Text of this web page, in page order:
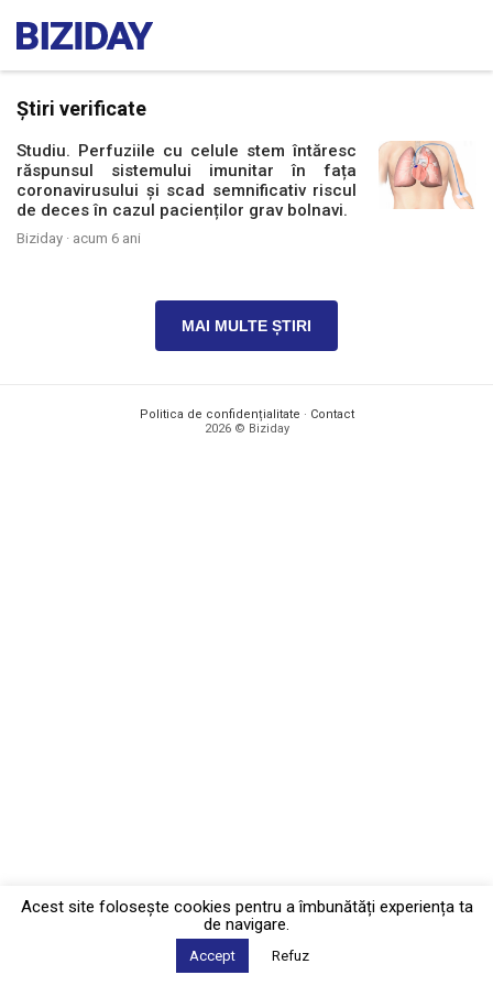
Știri verificate
Studiu. Perfuziile cu celule stem întăresc
răspunsul sistemului imunitar în fața
coronavirusului și scad semnificativ riscul
de deces în cazul pacienților grav bolnavi.
Biziday · acum 6 ani
MAI MULTE ȘTIRI
Politica de confidențialitate · Contact
2026 © Biziday
Acest site foloseşte cookies pentru a îmbunătăți experiența ta
de navigare.
Accept Refuz